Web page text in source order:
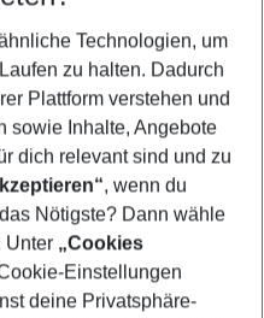
Technologien, um
zu halten. Dadurch
Plattform verstehen und
sowie Inhalte, Angebote
dich relevant sind und zu
, wenn du
Nötigste? Dann wähle
Unter „Cookies
Einstellungen
deine Privatsphäre-